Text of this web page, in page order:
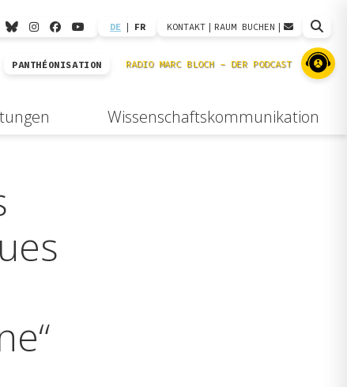
DE | FR KONTAKT | RAUM BUCHEN |
PANTHÉONISATION
Wissenschaftskommunikation